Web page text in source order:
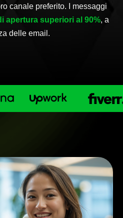
canale preferito. I messaggi
apertura superiori al 90%, a
delle email.